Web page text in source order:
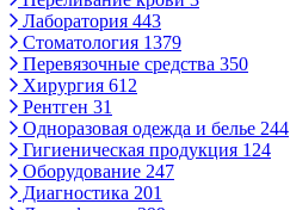
Лаборатория 443
Стоматология 1379
Перевязочные средства 350
Хирургия 612
Рентген 31
Одноразовая одежда и белье 244
Гигиеническая продукция 124
Оборудование 247
Диагностика 201